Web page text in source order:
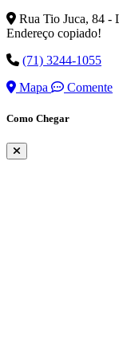
Rua Tio Juca, 84 -
Endereço copiado!
(71) 3244-1055
Mapa
Comente
Como Chegar